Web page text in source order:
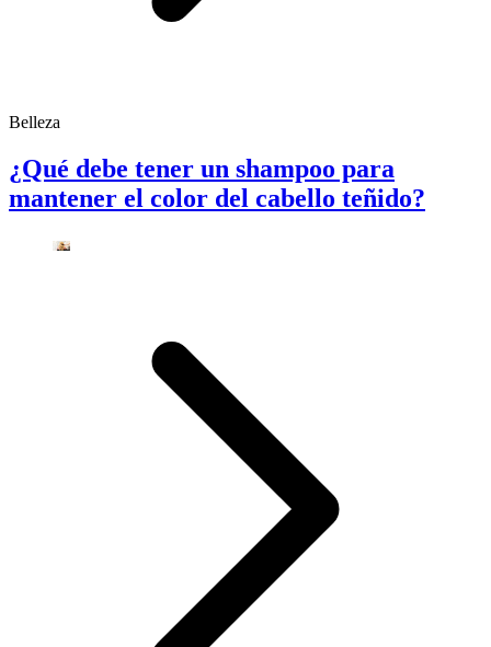
Belleza
¿Qué debe tener un shampoo para
mantener el color del cabello teñido?